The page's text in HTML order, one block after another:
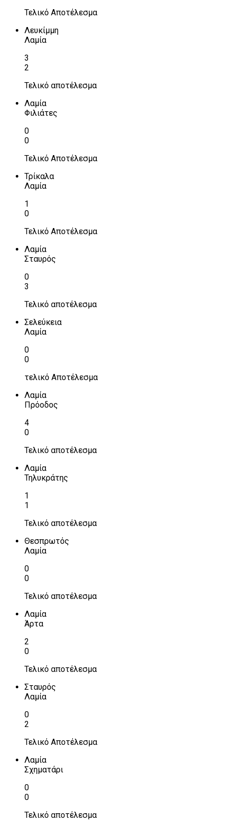
Τελικό Αποτέλεσμα
Λευκίμμη
Λαμία
3
2
Τελικό αποτέλεσμα
Λαμία
Φιλιάτες
0
0
Τελικό Αποτέλεσμα
Τρίκαλα
Λαμία
1
0
Τελικό Αποτέλεσμα
Λαμία
Σταυρός
0
3
Τελικό αποτέλεσμα
Σελεύκεια
Λαμία
0
0
τελικό Αποτέλεσμα
Λαμία
Πρόοδος
4
0
Τελικό αποτέλεσμα
Λαμία
Τηλυκράτης
1
1
Τελικό αποτέλεσμα
Θεσπρωτός
Λαμία
0
0
Τελικό αποτέλεσμα
Λαμία
Άρτα
2
0
Τελικό αποτέλεσμα
Σταυρός
Λαμία
0
2
Τελικό Αποτέλεσμα
Λαμία
Σχηματάρι
0
0
Τελικό αποτέλεσμα